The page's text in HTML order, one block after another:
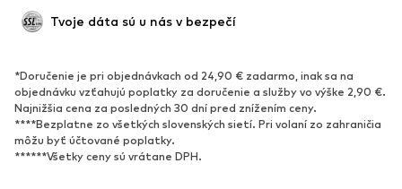
Kanady & čižmy
Poltopánky
ŠPORT
Športové oblečenie
Športová obuv
Tvoje dáta sú u nás v bezpečí
*Doručenie je pri objednávkach od 24,90 € zadarmo, inak sa na
objednávku vzťahujú poplatky za doručenie a služby vo výške 2,90 €.
Najnižšia cena za posledných 30 dní pred znížením ceny.
****Bezplatne zo všetkých slovenských sietí. Pri volaní zo zahraničia
môžu byť účtované poplatky.
******Všetky ceny sú vrátane DPH.